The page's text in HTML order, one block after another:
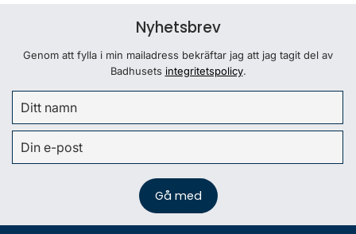
Nyhetsbrev
Genom att fylla i min mailadress bekräftar jag att jag tagit del av
Badhusets integritetspolicy.